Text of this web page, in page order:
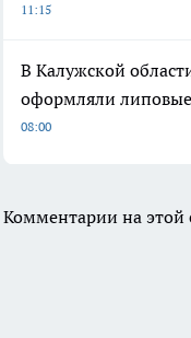
11:15
В Калужской
оформляли
08:00
Комментарии на